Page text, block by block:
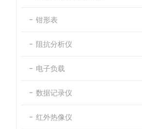
钳形表
阻抗分析仪
电子负载
数据记录仪
红外热像仪